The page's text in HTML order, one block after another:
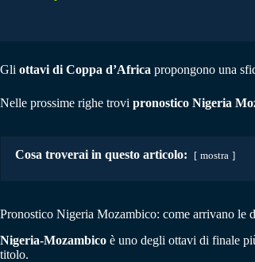
Gli ottavi di Coppa d’Africa propongono una
Nelle prossime righe trovi pronostico Nigeria
Cosa troverai in questo articolo: mostra
Pronostico Nigeria Mozambico: come arrivano le
Nigeria-Mozambico è uno degli ottavi di finale
titolo.